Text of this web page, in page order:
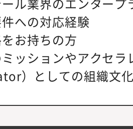
への対応経験
お持ちの方
ッションやアクセラ
）としての組織文